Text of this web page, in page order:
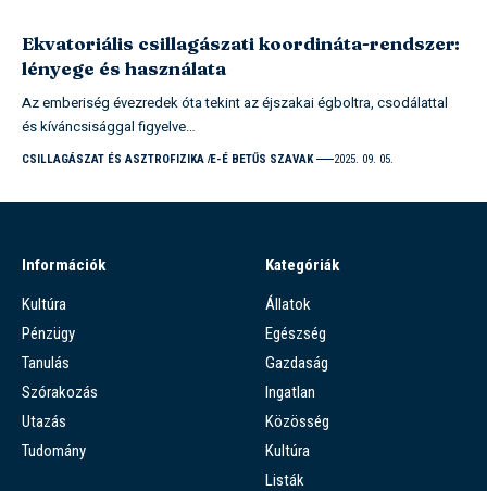
Ekvatoriális csillagászati koordináta-rendszer:
lényege és használata
Az emberiség évezredek óta tekint az éjszakai égboltra, csodálattal
és kíváncsisággal figyelve…
CSILLAGÁSZAT ÉS ASZTROFIZIKA E-É BETŰS SZAVAK 2025. 09. 05.
Információk
Kultúra
Pénzügy
Tanulás
Szórakozás
Utazás
Tudomány
Kategóriák
Állatok
Egészség
Gazdaság
Ingatlan
Közösség
Kultúra
Listák